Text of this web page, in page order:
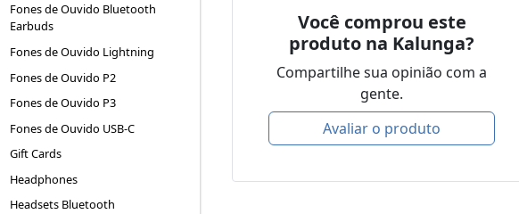
Fones de Ouvido Bluetooth
Earbuds
Fones de Ouvido Lightning
Fones de Ouvido P2
Fones de Ouvido P3
Fones de Ouvido USB-C
Gift Cards
Headphones
Headsets Bluetooth
Você comprou este
produto na Kalunga?
Compartilhe sua opinião com a
gente.
Avaliar o produto